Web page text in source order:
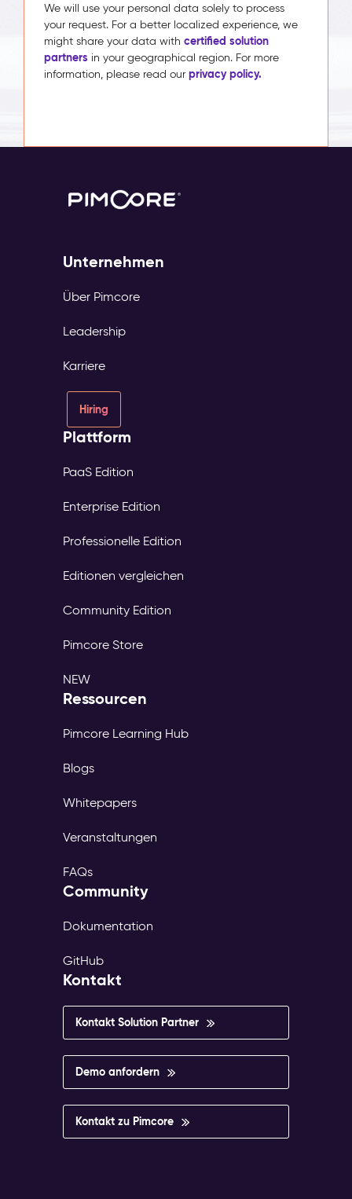
We will use your personal data solely to process
your request. For a better localized experience, we
might share your data with certified solution
partners in your geographical region. For more
information, please read our privacy policy.
Unternehmen
Über Pimcore
Leadership
Karriere
Hiring
Plattform
PaaS Edition
Enterprise Edition
Professionelle Edition
Editionen vergleichen
Community Edition
Pimcore Store
NEW
Ressourcen
Pimcore Learning Hub
Blogs
Whitepapers
Veranstaltungen
FAQs
Community
Dokumentation
GitHub
Kontakt
Kontakt Solution Partner
Demo anfordern
Kontakt zu Pimcore